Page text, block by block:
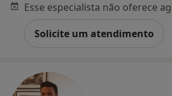
Solicite um atendimento